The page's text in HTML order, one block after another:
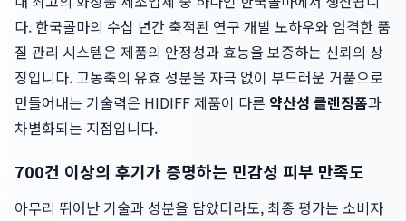
다. 한국콜마의 수십 년간 축적된 연구 개발 노하우와 엄격한 품
질 관리 시스템은 제품의 안정성과 효능을 보증하는 신뢰의 상
징입니다. 고농축의 유효 성분을 자극 없이 부드러운 거품으로
만들어내는 기술력은 HIDIFF 제품이 다른 약산성 클렌징폼과
차별화되는 지점입니다.
700건 이상의 후기가 증명하는 민감성 피부 만족도
아무리 뛰어난 기술과 성분을 담았더라도, 최종 평가는 소비자